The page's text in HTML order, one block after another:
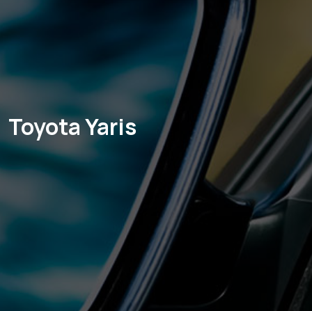
Toyota Yaris